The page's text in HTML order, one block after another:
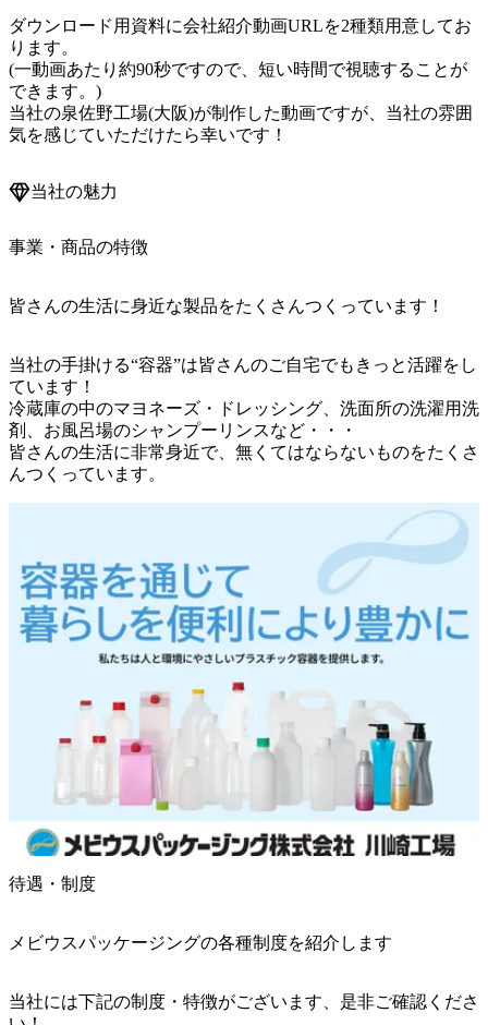
ダウンロード用資料に会社紹介動画URLを2種類用意してお
ります。
(一動画あたり約90秒ですので、短い時間で視聴することが
できます。)
当社の泉佐野工場(大阪)が制作した動画ですが、当社の雰囲
気を感じていただけたら幸いです！
当社の魅力
事業・商品の特徴
皆さんの生活に身近な製品をたくさんつくっています！
当社の手掛ける“容器”は皆さんのご自宅でもきっと活躍をし
ています！
冷蔵庫の中のマヨネーズ・ドレッシング、洗面所の洗濯用洗
剤、お風呂場のシャンプーリンスなど・・・
皆さんの生活に非常身近で、無くてはならないものをたくさ
んつくっています。
待遇・制度
メビウスパッケージングの各種制度を紹介します
当社には下記の制度・特徴がございます、是非ご確認くださ